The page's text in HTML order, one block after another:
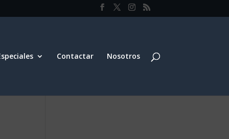
Contactar Nosotros